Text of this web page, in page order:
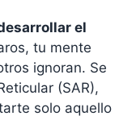
el
tu mente
ignoran. Se
(SAR),
solo aquello